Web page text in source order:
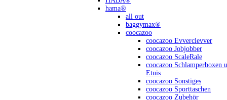
hama®
all out
baggymax®
coocazoo
coocazoo Evverclevver
coocazoo Jobjobber
coocazoo ScaleRale
coocazoo Schlamperboxen
Etuis
coocazoo Sonstiges
coocazoo Sporttaschen
coocazoo Zubehör